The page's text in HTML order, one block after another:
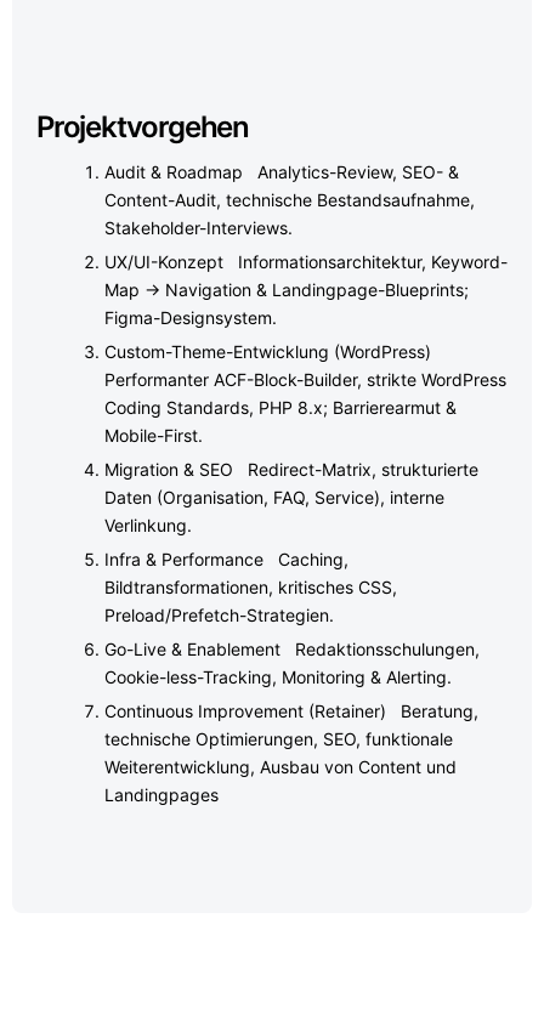
Projektvorgehen
Audit & Roadmap Analytics-Review, SEO- &
Content-Audit, technische Bestandsaufnahme,
Stakeholder-Interviews.
UX/UI-Konzept Informationsarchitektur, Keyword-
Map → Navigation & Landingpage-Blueprints;
Figma-Designsystem.
Custom-Theme-Entwicklung (WordPress)
Performanter ACF-Block-Builder, strikte WordPress
Coding Standards, PHP 8.x; Barrierearmut &
Mobile-First.
Migration & SEO Redirect-Matrix, strukturierte
Daten (Organisation, FAQ, Service), interne
Verlinkung.
Infra & Performance Caching,
Bildtransformationen, kritisches CSS,
Preload/Prefetch-Strategien.
Go-Live & Enablement Redaktionsschulungen,
Cookie-less-Tracking, Monitoring & Alerting.
Continuous Improvement (Retainer) Beratung,
technische Optimierungen, SEO, funktionale
Weiterentwicklung, Ausbau von Content und
Landingpages